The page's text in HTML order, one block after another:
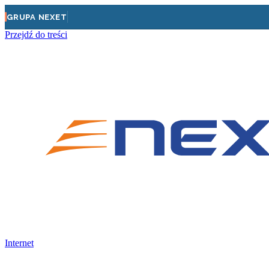
GRUPA NEXET
Przejdź do treści
Internet